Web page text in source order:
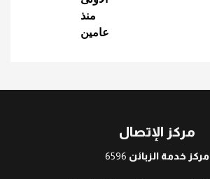
منذ
عامين
مركز الإتصال
مركز خدمة الزبائن 6596